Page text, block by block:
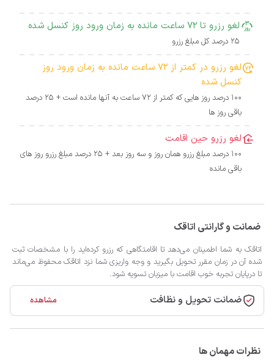
لغو رزرو تا 72 ساعت مانده به زمان ورود روز کنسل شده
25 درصد کل مبلغ رزرو
لغو رزرو در کمتر از 72 ساعت مانده به زمان ورود روز
کنسل شده
100 درصد روز هایی که کمتر از 72 ساعت به آنها مانده است + 25 درصد
باقی روز ها
لغو رزرو حین اقامت
100 درصد مبلغ رزرو همان روز و سه روز بعد + 25 درصد مبلغ رزرو روز های
باقی مانده
ضمانت و گارانتی اتاقک
اتاقک به شما اطمینان می‌دهد تا اقامتگاهی که رزرو کرده‌اید را با مشخصات ثبت
شده آن در زمان مقرر تحویل بگیرید و وجه واریزی شما نزد اتاقک محفوظ می‌ماند
تا درپایان تجربه خوب اقامت با میزبان تسویه شود.
ضمانت تحویل و نظافت مشاهده
نظرات مهمان ها